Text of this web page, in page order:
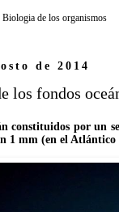
Biologia de los organismos
de 2014
los fondos
constituidos por un
1 mm (en el